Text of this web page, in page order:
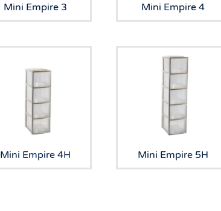
Mini Empire 3 Mini Empire 4
Mini Empire 4H Mini Empire 5H